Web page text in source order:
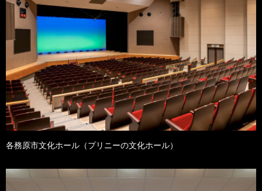
各務原市文化ホール（プリニーの文化ホール）